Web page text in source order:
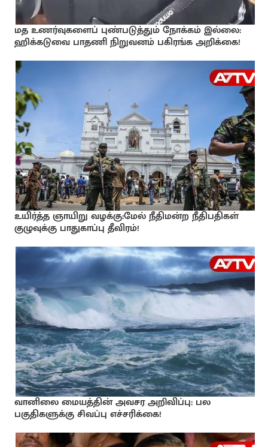
மத உணர்வுகளைப் புண்படுத்தும் நோக்கம் இல்லை:
ஹிக்கடுவை பாதணி நிறுவனம் பகிரங்க அறிக்கை!
உயிர்த்த ஞாயிறு வழக்கு:மேல் நீதிமன்ற நீதிபதிகள்
குழுவுக்கு பாதுகாப்பு தீவிரம்!
வானிலை மையத்தின் அவசர அறிவிப்பு: பல
பகுதிகளுக்கு சிவப்பு எச்சரிக்கை!